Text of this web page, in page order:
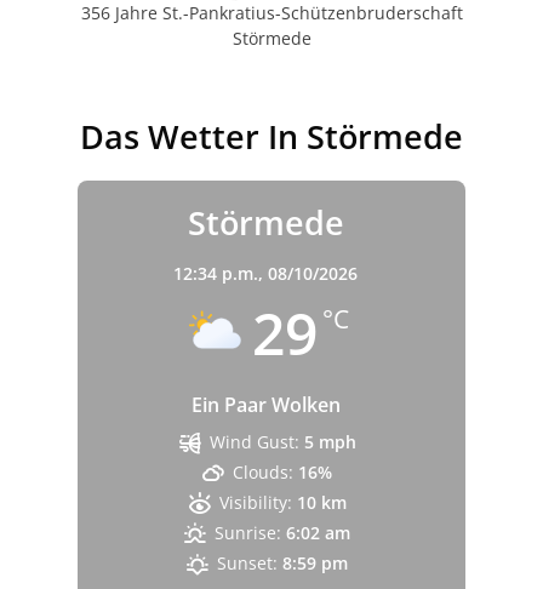
356 Jahre St.-Pankratius-Schützenbruderschaft
Störmede
Das Wetter In Störmede
Störmede
12:34 p.m., 08/10/2026
29 °C
Ein Paar Wolken
Wind Gust: 5 mph
Clouds: 16%
Visibility: 10 km
Sunrise: 6:02 am
Sunset: 8:59 pm